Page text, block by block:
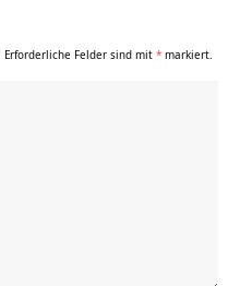
Erforderliche Felder sind mit * markiert.